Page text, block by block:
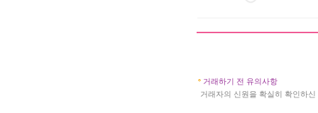
거래하기 전 유의사항
거래자의 신원을 확실히 확인하